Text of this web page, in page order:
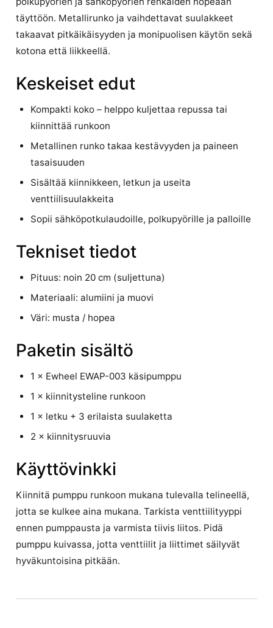
täyttöön. Metallirunko ja vaihdettavat suulakkeet
takaavat pitkäikäisyyden ja monipuolisen käytön sekä
kotona että liikkeellä.
Keskeiset edut
Kompakti koko – helppo kuljettaa repussa tai
kiinnittää runkoon
Metallinen runko takaa kestävyyden ja paineen
tasaisuuden
Sisältää kiinnikkeen, letkun ja useita
venttiilisuulakkeita
Sopii sähköpotkulaudoille, polkupyörille ja palloille
Tekniset tiedot
Pituus: noin 20 cm (suljettuna)
Materiaali: alumiini ja muovi
Väri: musta / hopea
Paketin sisältö
1 × Ewheel EWAP-003 käsipumppu
1 × kiinnitysteline runkoon
1 × letku + 3 erilaista suulaketta
2 × kiinnitysruuvia
Käyttövinkki
Kiinnitä pumppu runkoon mukana tulevalla telineellä,
jotta se kulkee aina mukana. Tarkista venttiilityyppi
ennen pumppausta ja varmista tiivis liitos. Pidä
pumppu kuivassa, jotta venttiilit ja liittimet säilyvät
hyväkuntoisina pitkään.